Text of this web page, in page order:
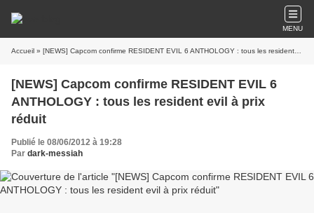
MENU
Accueil » [NEWS] Capcom confirme RESIDENT EVIL 6 ANTHOLOGY : tous les resident evil à prix réduit
[NEWS] Capcom confirme RESIDENT EVIL 6
ANTHOLOGY : tous les resident evil à prix
réduit
Publié le 08/06/2012 à 19:28
Par dark-messiah